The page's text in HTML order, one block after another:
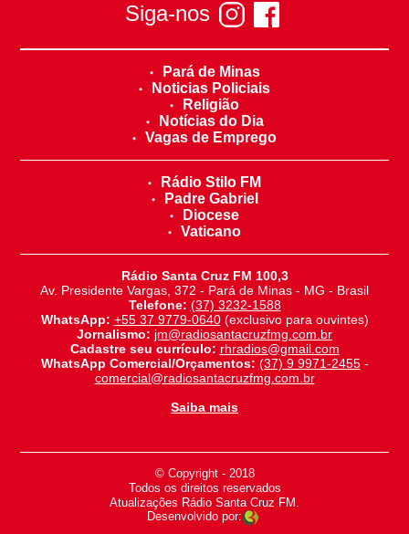
Siga-nos
Pará de Minas
Noticias Policiais
Religião
Notícias do Dia
Vagas de Emprego
Rádio Stilo FM
Padre Gabriel
Diocese
Vaticano
Rádio Santa Cruz FM 100,3
Av. Presidente Vargas, 372 - Pará de Minas - MG - Brasil
Telefone: (37) 3232-1588
WhatsApp: +55 37 9779-0640(exclusivo para ouvintes)
Jornalismo: jm@radiosantacruzfmg.com.br
Cadastre seu currículo: rhradios@gmail.com
WhatsApp Comercial/Orçamentos: (37) 9 9971-2455-
comercial@radiosantacruzfmg.com.br
Saiba mais
© Copyright - 2018
-
Todos os direitos reservados
-
Atualizações Rádio Santa Cruz FM.
Desenvolvido por: